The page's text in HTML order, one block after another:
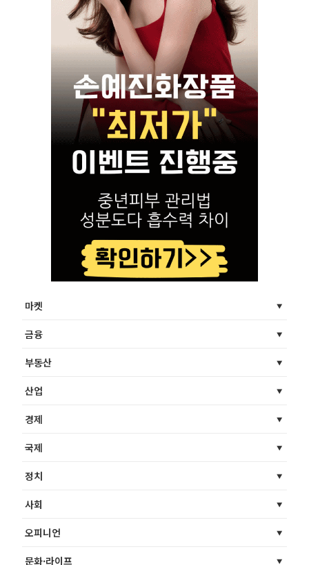
마켓
금융
부동산
산업
경제
국제
정치
사회
오피니언
문화·라이프